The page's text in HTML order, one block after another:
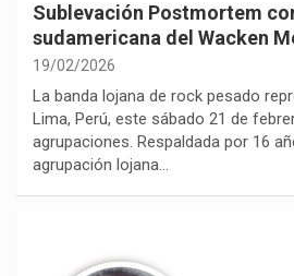
Sublevación Postmortem
sudamericana del Wacken
19/02/2026
La banda lojana de rock pesado
Lima, Perú, este sábado 21 de
agrupaciones. Respaldada por 16
agrupación lojana…